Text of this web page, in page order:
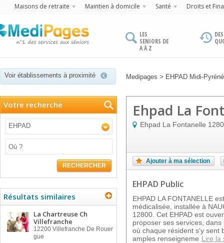
Maisons de retraite Maintien à domicile Santé Droits et
LES
SENIORS DE
A À Z
Voir établissements à proximité Medipages > EHPAD Midi-
Votre recherche
EHPAD
RECHERCHER
Résultats similaires
La Chartreuse Ch
Villefranche
12200 Villefranche De Rouer
gue
Ehpad La
Ehpad La Fontanelle
Ajouter à ma sélection
EHPAD Public
EHPAD LA FONTANELLE
médicalisée, installée à
12800. Cet EHPAD est
proposer ses services,
où chaque résident s'y sent
amples renseigneme Lire la